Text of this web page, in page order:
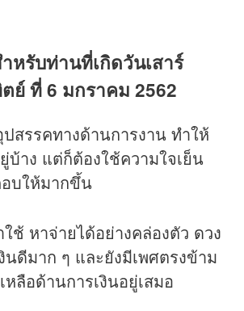
หรับท่านที่เกิดวันเสาร์
ย์ ที่ 6 มกราคม 2562
รคทางด้านการงาน ทำให้
บ้าง แต่ก็ต้องใช้ความใจเย็น
บให้มากขึ้น
หาจ่ายได้อย่างคล่องตัว ดวง
นดีมาก ๆ และยังมีเพศตรงข้าม
ลือด้านการเงินอยู่เสมอ